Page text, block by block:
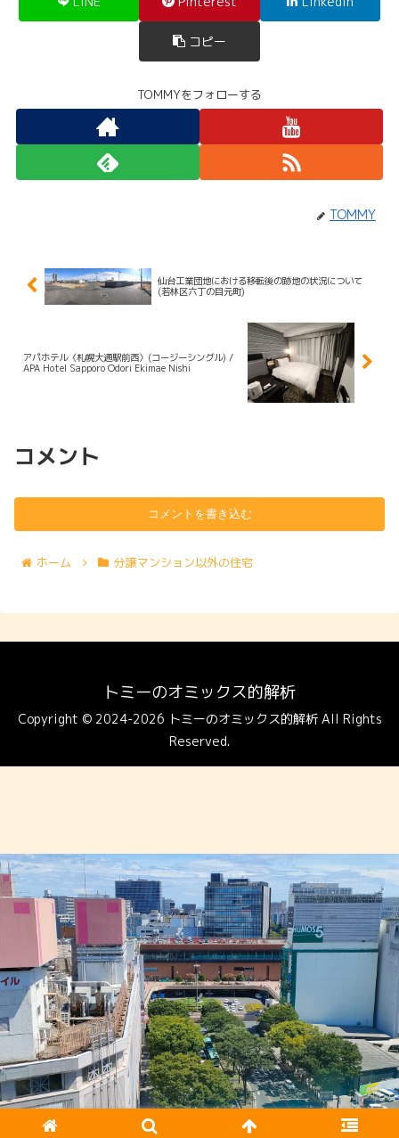
コピー
TOMMYをフォローする
TOMMY
仙台工業団地における移転後の跡地の状況について
(若林区六丁の目元町)
アパホテル〈札幌大通駅前西〉(コージーシングル) /
APA Hotel Sapporo Odori Ekimae Nishi
コメント
コメントを書き込む
ホーム 分譲マンション以外の住宅
トミーのオミックス的解析
Copyright © 2024-2026 トミーのオミックス的解析 All Rights
Reserved.